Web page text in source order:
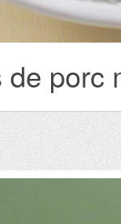
de porc